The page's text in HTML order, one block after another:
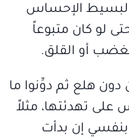
الإحساس
لو كان متبوعاً
أو القلق.
دون هلع ثم دوِّنوا ما
تهدئتها، مثلاً
بنفسي إن بدأت